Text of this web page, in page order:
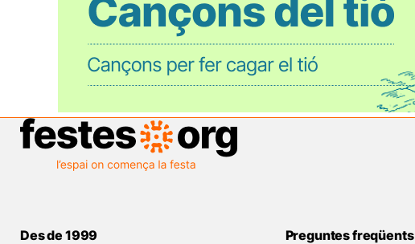
Des de 1999 Preguntes freqüents